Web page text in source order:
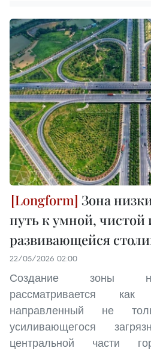
Зона
путь к умной, чистой
развивающейся
22/05/2026 02:00
Создание зоны
рассматривается
направленный не
усиливающегося
центральной